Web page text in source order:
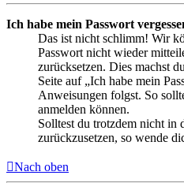
Ich habe mein Passwort
Das ist nicht schlimm! Wir
Passwort nicht wieder
zurücksetzen. Dies machst
Seite auf „Ich habe mein
Anweisungen folgst. So
anmelden können.
Solltest du trotzdem nicht in
zurückzusetzen, so wende
Nach oben